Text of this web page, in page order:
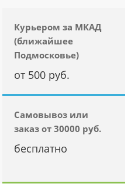
Курьером за МКАД
(ближайшее
Подмосковье)
от 500 руб.
Самовывоз или
заказ от 30000 руб.
бесплатно